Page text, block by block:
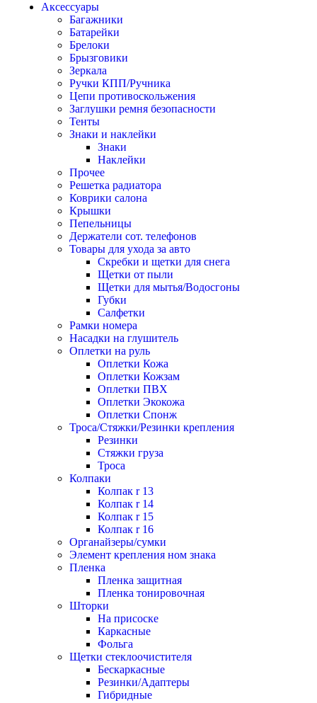
Аксессуары
Багажники
Батарейки
Брелоки
Брызговики
Зеркала
Ручки КПП/Ручника
Цепи противоскольжения
Заглушки ремня безопасности
Тенты
Знаки и наклейки
Знаки
Наклейки
Прочее
Решетка радиатора
Коврики салона
Крышки
Пепельницы
Держатели сот. телефонов
Товары для ухода за авто
Скребки и щетки для снега
Щетки от пыли
Щетки для мытья/Водосгоны
Губки
Салфетки
Рамки номера
Насадки на глушитель
Оплетки на руль
Оплетки Кожа
Оплетки Кожзам
Оплетки ПВХ
Оплетки Экокожа
Оплетки Спонж
Троса/Стяжки/Резинки крепления
Резинки
Стяжки груза
Троса
Колпаки
Колпак r 13
Колпак r 14
Колпак r 15
Колпак r 16
Органайзеры/сумки
Элемент крепления ном знака
Пленка
Пленка защитная
Пленка тонировочная
Шторки
На присоске
Каркасные
Фольга
Щетки стеклоочистителя
Бескаркасные
Резинки/Адаптеры
Гибридные